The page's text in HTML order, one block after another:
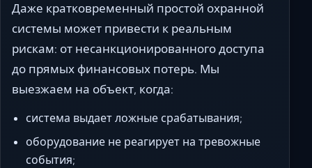
Даже кратковременный простой охранной
системы может привести к реальным
рискам: от несанкционированного доступа
до прямых финансовых потерь. Мы
выезжаем на объект, когда:
система выдает ложные срабатывания;
оборудование не реагирует на тревожные
события;